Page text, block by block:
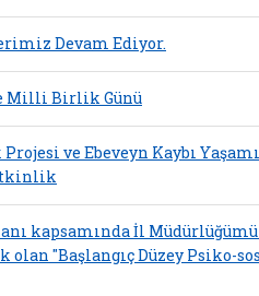
Devam Ediyor.
Milli Birlik Günü
ve Ebeveyn Kaybı
kapsamında İl
olan "Başlangıç Düzey Psiko-